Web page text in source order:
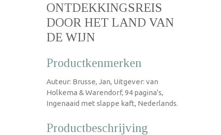
ONTDEKKINGSREIS
DOOR HET LAND VAN
DE WIJN
Productkenmerken
Auteur: Brusse, Jan, Uitgever: van
Holkema & Warendorf, 94 pagina's,
Ingenaaid met slappe kaft, Nederlands.
Productbeschrijving